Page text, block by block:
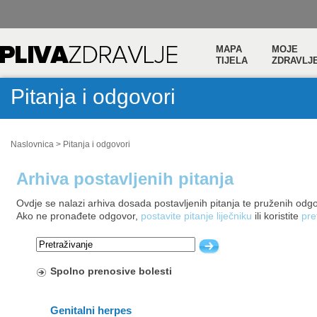
MAPA
TIJELA
MOJE
Pitanja i odgovori
Naslovnica > Pitanja i odgovori
Arhiva postavljenih pitanja
Ovdje se nalazi arhiva dosada postavljenih pitanja te pruženih
Ako ne pronađete odgovor, postavite pitanje liječniku ili koristite
Spolno prenosive bolesti
Genitalni herpes